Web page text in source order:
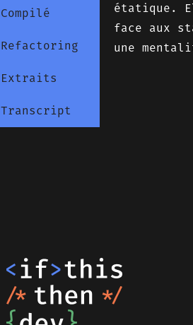
Compilé
Refactoring
Extraits
Transcript
étatique.
face aux
une